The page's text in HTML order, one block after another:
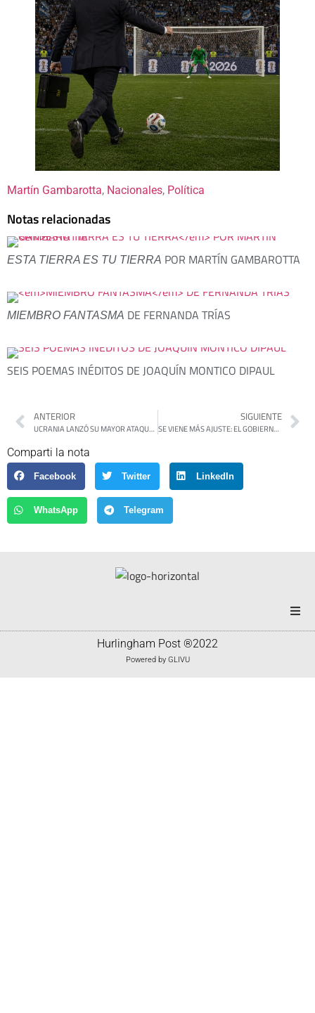
Martín Gambarotta, Nacionales, Política
Notas relacionadas
ESTA TIERRA ES TU TIERRA POR MARTÍN GAMBAROTTA
MIEMBRO FANTASMA DE FERNANDA TRÍAS
SEIS POEMAS INÉDITOS DE JOAQUÍN MONTICO DIPAUL
ANTERIOR
UCRANIA LANZÓ SU MAYOR ATAQUE CON DRONES SOBRE MOSCÚ EN DOS AÑOS
SIGUIENTE
SE VIENE MÁS AJUSTE: EL GOBIERNO PROFUNDIZA LOS RECORTES PARA SOSTENER EL SUPERÁVIT Y COMPENSAR LA CAÍDA DE LA RECAUDACIÓN
Comparti la nota
Facebook Twitter LinkedIn
WhatsApp Telegram
Hurlingham Post ®2022
Powered by GLIVU